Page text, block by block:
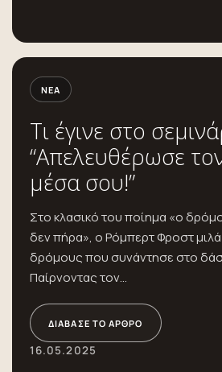
ΝΈΑ
Τι έγινε στο
“Απελευθέρωσε
μέσα σου!”
Στο κλασικό του ποίημα «ο
δεν πήρα», ο Ρόμπερτ Φροστ
δρόμους που συνάντησε στο
Παίρνοντας τον...
ΔΙΆΒΑΣΕ ΤΟ ΆΡΘΡΟ
16.05.2025